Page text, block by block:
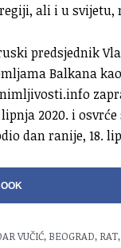
ali i u svijetu,
predsjednik
Balkana
lipnja 2020. i
dan ranije, 18.
VUČIĆ, BEOGRAD, RAT,